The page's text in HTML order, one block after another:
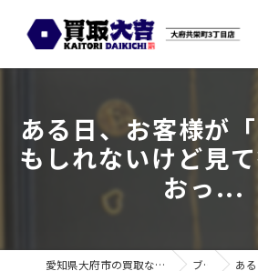
ある日、お客様が
もしれないけど見
おっ...
愛知県大府市の買取なら買取大吉 大府共栄町3丁目店 ブログ ある日、